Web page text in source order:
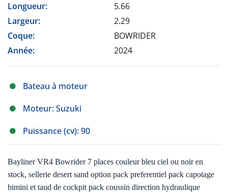
Longueur:
5.66
Largeur:
2.29
Coque:
BOWRIDER
Année:
2024
Bateau à moteur
Moteur: Suzuki
Puissance (cv): 90
Bayliner VR4 Bowrider 7 places couleur bleu ciel ou noir en
stock, sellerie desert sand option pack preferentiel pack capotage
bimini et taud de cockpit pack coussin direction hydraulique